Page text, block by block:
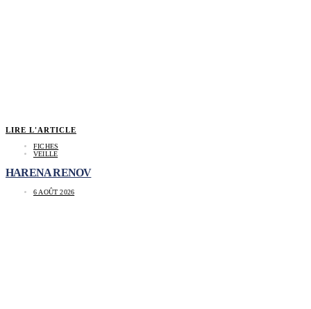
LIRE L'ARTICLE
FICHES
VEILLE
HARENA RENOV
6 AOÛT 2026